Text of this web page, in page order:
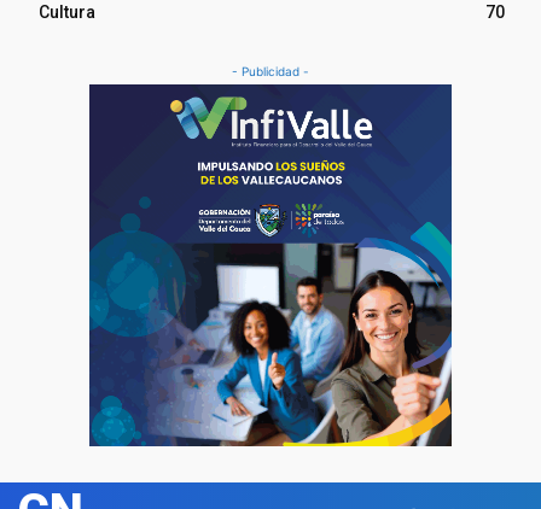
Cultura
70
- Publicidad -